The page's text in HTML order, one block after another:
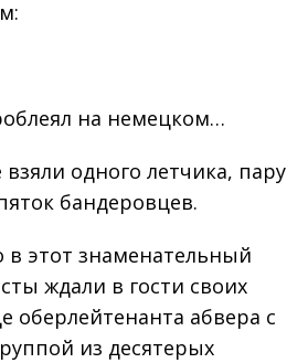
на немецком…
одного летчика, пару
бандеровцев.
в этот знаменательный
ждали в гости своих
оберлейтенанта абвера с
из десятерых